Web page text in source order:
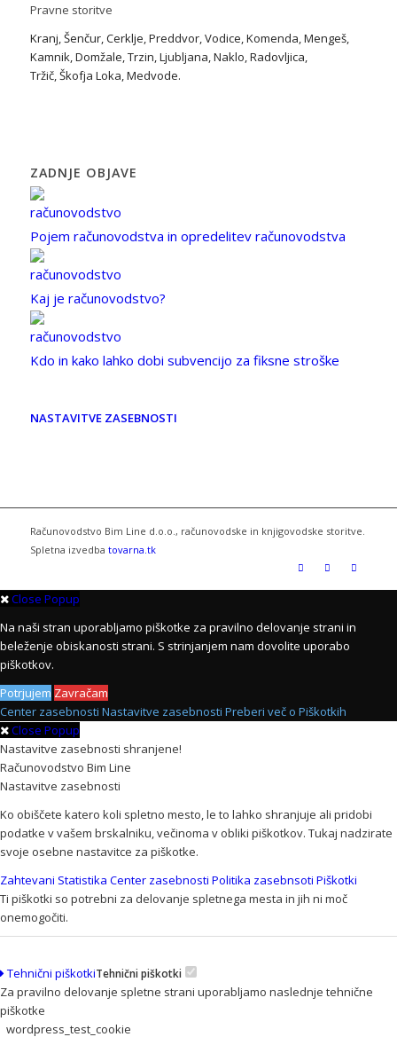
Pravne storitve
Kranj,Šenčur,Cerklje,Preddvor,Vodice,Komenda,Mengeš,
Kamnik,Domžale,Trzin,Ljubljana,Naklo,Radovljica,
Tržič,Škofja Loka,Medvode.
ZADNJE OBJAVE
Pojem računovodstva in opredelitev računovodstva
Kaj je računovodstvo?
Kdo in kako lahko dobi subvencijo za fiksne stroške
NASTAVITVE ZASEBNOSTI
Računovodstvo Bim Line d.o.o., računovodske in knjigovodske storitve.
Spletna izvedba tovarna.tk
Close Popup
Na naši stran uporabljamo piškotke za pravilno delovanje strani in
beleženje obiskanosti strani. S strinjanjem nam dovolite uporabo
piškotkov.
Potrjujem Zavračam
Center zasebnosti Nastavitve zasebnosti Preberi več o Piškotkih
Close Popup
Nastavitve zasebnosti shranjene!
Računovodstvo Bim Line
Nastavitve zasebnosti
Ko obiščete katero koli spletno mesto, le to lahko shranjuje ali pridobi
podatke v vašem brskalniku, večinoma v obliki piškotkov. Tukaj nadzirate
svoje osebne nastavitce za piškotke.
Zahtevani Statistika Center zasebnosti Politika zasebnsoti Piškotki
Ti piškotki so potrebni za delovanje spletnega mesta in jih ni moč
onemogočiti.
Tehnični piškotkiTehnični piškotki
Za pravilno delovanje spletne strani uporabljamo naslednje tehnične
piškotke
wordpress_test_cookie